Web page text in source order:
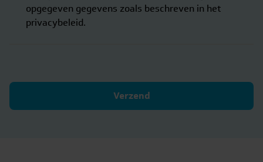
opgegeven gegevens zoals beschreven in het
privacybeleid.
Verzend